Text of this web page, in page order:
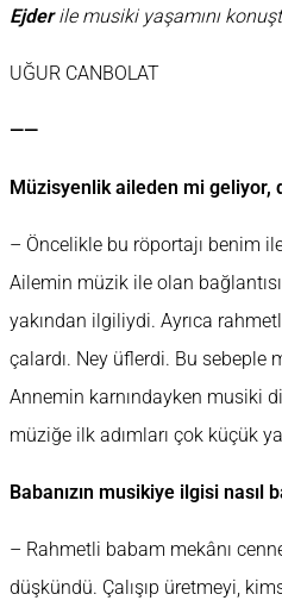
Ejderile musiki yaşamını
UĞUR CANBOLAT
——
Müzisyenlik aileden mi geliyor,
– Öncelikle bu röportajı benim
Ailemin müzik ile olan
yakından ilgiliydi. Ayrıca
çalardı. Ney üflerdi. Bu sebeple
Annemin karnındayken musiki
müziğe ilk adımları çok küçük
Babanızın musikiye ilgisi nasıl
– Rahmetli babam mekânı
düşkündü. Çalışıp üretmeyi,